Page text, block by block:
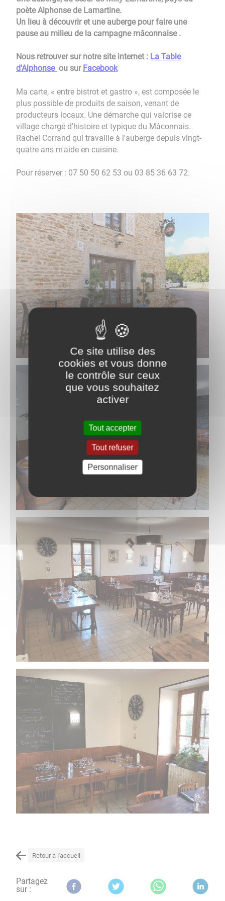
poète Alphonse de Lamartine.
Un lieu à découvrir et une auberge pour faire une
pause au milieu de la campagne mâconnaise .
Nous retrouver sur notre site internet : La Table
d'Alphonse ou sur Facebook
Ma carte, « entre bistrot et gastro », est composée le
plus possible de produits de saison, venant de
producteurs locaux. Une démarche qui valorise ce
village chargé d'histoire et typique du Mâconnais.
Rachel Corrand qui travaille à l'auberge depuis vingt-
quatre ans m'aide en cuisine.
Pour réserver : 07 50 50 62 53 ou 03 85 36 63 72.
Retour à l'accueil
Partagez
sur :
Ce site utilise des
cookies et vous donne
le contrôle sur ceux
que vous souhaitez
activer
Tout accepter
Tout refuser
Personnaliser